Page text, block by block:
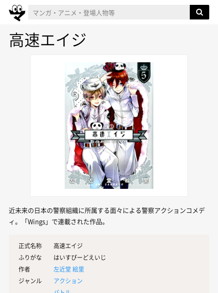
高速エイジ
近未来の日本の警察組織に所属する面々による警察アクションコメデ
ィ。「Wings」で連載された作品。
正式名称
高速エイジ
ふりがな
はいすぴーどえいじ
作者
左近堂 絵里
ジャンル
アクション